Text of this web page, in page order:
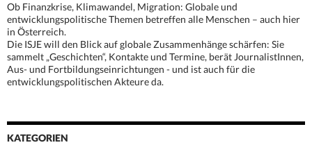
Ob Finanzkrise, Klimawandel, Migration: Globale und
entwicklungspolitische Themen betreffen alle Menschen – auch hier
in Österreich.
Die ISJE will den Blick auf globale Zusammenhänge schärfen: Sie
sammelt „Geschichten“, Kontakte und Termine, berät JournalistInnen,
Aus- und Fortbildungseinrichtungen - und ist auch für die
entwicklungspolitischen Akteure da.
KATEGORIEN